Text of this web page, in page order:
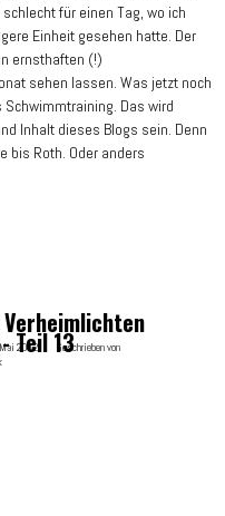
für einen Tag, wo ich
Einheit gesehen hatte. Der
ernsthaften (!)
sehen lassen. Was jetzt noch
Das wird
Inhalt dieses Blogs sein. Denn
bis Roth. Oder anders
Verheimlichten
Teil 13
2012
Geschrieben von